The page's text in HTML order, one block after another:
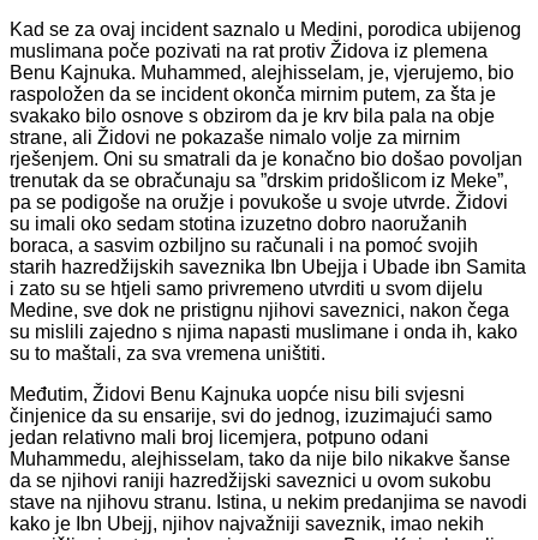
Kad se za ovaj incident saznalo u Medini, porodica ubijenog
muslimana poče pozivati na rat protiv Židova iz plemena
Benu Kajnuka. Muhammed, alejhisselam, je, vjerujemo, bio
raspoložen da se incident okonča mirnim putem, za šta je
svakako bilo osnove s obzirom da je krv bila pala na obje
strane, ali Židovi ne pokazaše nimalo volje za mirnim
rješenjem. Oni su smatrali da je konačno bio došao povoljan
trenutak da se obračunaju sa ”drskim pridošlicom iz Meke”,
pa se podigoše na oružje i povukoše u svoje utvrde. Židovi
su imali oko sedam stotina izuzetno dobro naoružanih
boraca, a sasvim ozbiljno su računali i na pomoć svojih
starih hazredžijskih saveznika Ibn Ubejja i Ubade ibn Samita
i zato su se htjeli samo privremeno utvrditi u svom dijelu
Medine, sve dok ne pristignu njihovi saveznici, nakon čega
su mislili zajedno s njima napasti muslimane i onda ih, kako
su to maštali, za sva vremena uništiti.
Međutim, Židovi Benu Kajnuka uopće nisu bili svjesni
činjenice da su ensarije, svi do jednog, izuzimajući samo
jedan relativno mali broj licemjera, potpuno odani
Muhammedu, alejhisselam, tako da nije bilo nikakve šanse
da se njihovi raniji hazredžijski saveznici u ovom sukobu
stave na njihovu stranu. Istina, u nekim predanjima se navodi
kako je Ibn Ubejj, njihov najvažniji saveznik, imao nekih